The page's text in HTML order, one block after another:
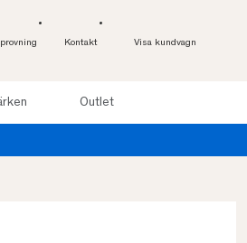
Kontakt Visa kundvagn
Outlet